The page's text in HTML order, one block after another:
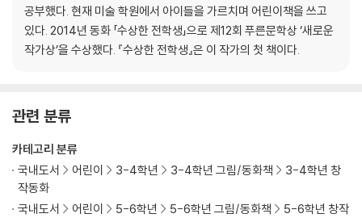
공부했다. 현재 미술 학원에서 아이들을 가르치며 어린이책을 쓰고
있다. 2014년 동화 「수상한 전학생」으로 제12회 푸른문학상 ‘새로운
작가상’을 수상했다. 『수상한 전학생』은 이 작가의 첫 책이다.
관련 분류
카테고리 분류
국내도서
어린이 3-4학년 3-4학년 그림/동화책
3-4학년 창
작동화
국내도서
어린이 5-6학년 5-6학년 그림/동화책
5-6학년 창작